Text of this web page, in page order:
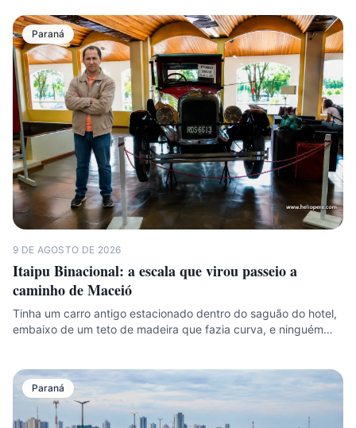
Paraná
9 DE AGOSTO DE 2026
Itaipu Binacional: a escala que virou passeio a
caminho de Maceió
Tinha um carro antigo estacionado dentro do saguão do hotel,
embaixo de um teto de madeira que fazia curva, e ninguém…
Paraná